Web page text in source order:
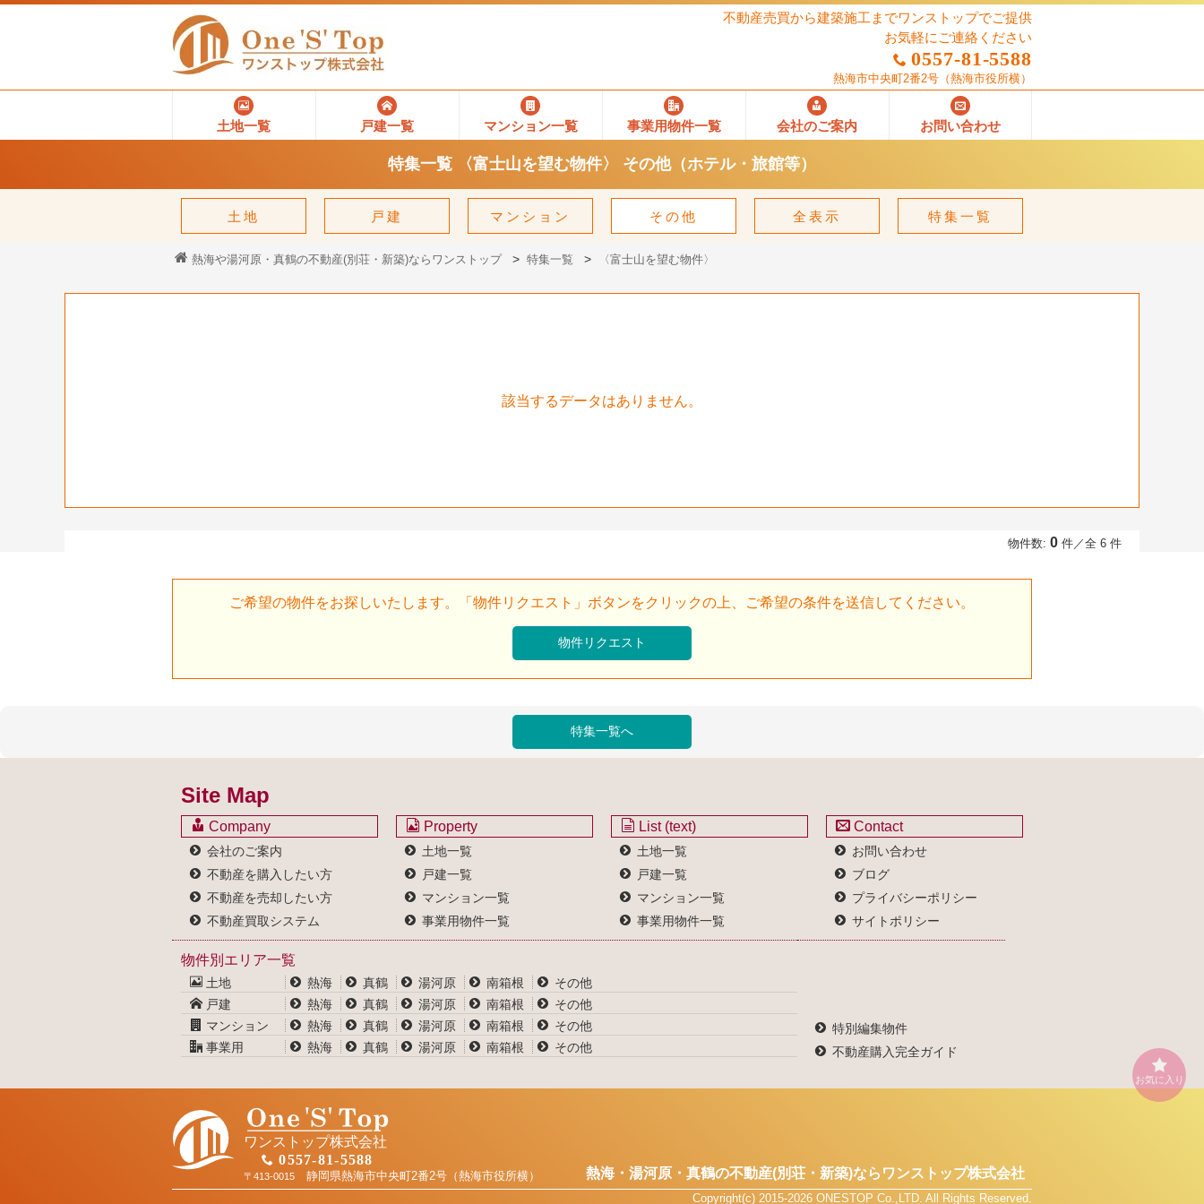
不動産売買から建築施工までワンストップでご提供
お気軽にご連絡ください
0557-81-5588
熱海市中央町2番2号 （熱海市役所横）
土地一覧 戸建一覧 マンション一覧 事業用物件一覧 会社のご案内 お問い合わせ
特集一覧 〈富士山を望む物件〉 その他（ホテル・旅館等）
土地 戸建 マンション その他 全表示 特集一覧
熱海や湯河原・真鶴の不動産(別荘・新築)ならワンストップ 特集一覧 〈富士山を望む物件〉
該当するデータはありません。
物件数: 0 件／全 6 件
ご希望の物件をお探しいたします。「物件リクエスト」ボタンをクリックの上、ご希望の条件を送信してください。
Site Map
Company
会社のご案内
不動産を購入したい方
不動産を売却したい方
不動産買取システム
Property
土地一覧
戸建一覧
マンション一覧
事業用物件一覧
List (text)
土地一覧
戸建一覧
マンション一覧
事業用物件一覧
Contact
お問い合わせ
ブログ
プライバシーポリシー
サイトポリシー
物件別エリア一覧
土地 熱海 真鶴 湯河原 南箱根
その他
戸建
熱海 真鶴 湯河原 南箱根
その他
マンション
熱海 真鶴 湯河原 南箱根
その他
事業用
熱海 真鶴 湯河原 南箱根 その他
特別編集物件
不動産購入完全ガイド
お気に入り
ワンストップ株式会社
0557-81-5588
〒413-0015 静岡県熱海市中央町2番2号（熱海市役所横） 熱海・湯河原・真鶴の不動産(別荘・新築)なら ワンストップ株式会社
Copyright(c) 2015-2026 ONESTOP Co.,LTD. All Rights Reserved.